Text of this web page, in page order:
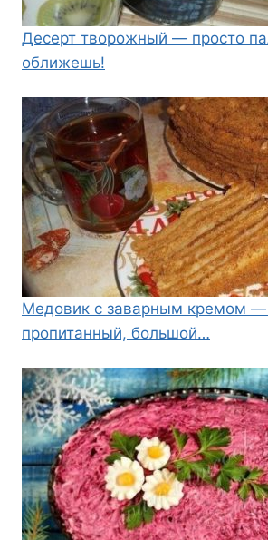
Десерт творожный — просто
оближешь!
Медовик с заварным кремом
пропитанный, большой…